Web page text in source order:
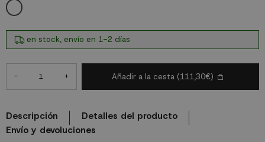
BLANCO
en stock, envío en 1-2 días
- + Añadir a la cesta (111,30€)
Descripción
Detalles del producto
Envío y devoluciones